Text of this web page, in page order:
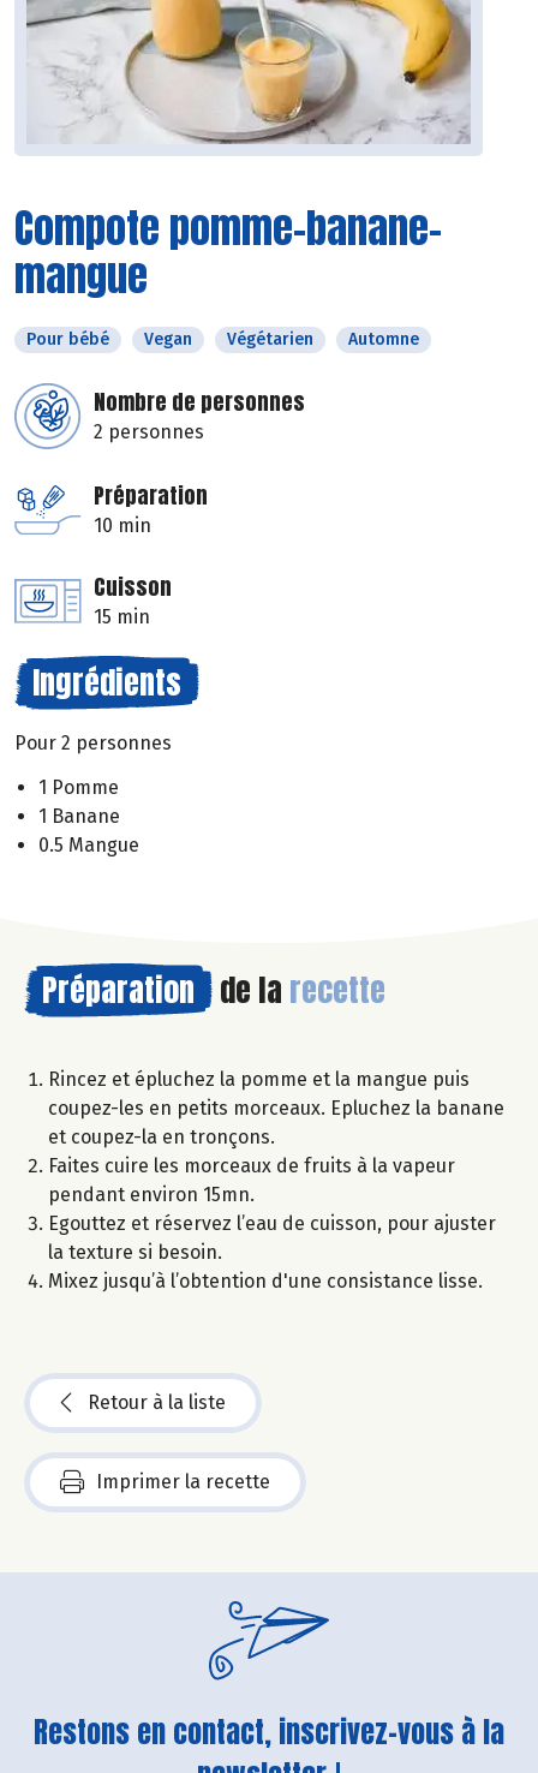
Compote pomme-banane-
mangue
Pour bébé Vegan Végétarien Automne
Nombre de personnes
2 personnes
Préparation
10 min
Cuisson
15 min
Ingrédients
Pour 2 personnes
1 Pomme
1 Banane
0.5 Mangue
Préparation de la recette
Rincez et épluchez la pomme et la mangue puis
coupez-les en petits morceaux. Epluchez la banane
et coupez-la en tronçons.
Faites cuire les morceaux de fruits à la vapeur
pendant environ 15mn.
Egouttez et réservez l’eau de cuisson, pour ajuster
la texture si besoin.
Mixez jusqu’à l’obtention d'une consistance lisse.
Retour à la liste
Imprimer la recette
Restons en contact, inscrivez-vous à la